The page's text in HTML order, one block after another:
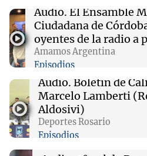
sábado 8 de agosto
00:00 Clima
Clima en Córdoba:
sábado 8 de agosto
23:54 Mundo
De la Espriella promete
limpias y revitalizar el
Colombia
Audio. El Ensamble
Ciudadana de
oyentes de la radio a
Amamos Argentina
Episodios
Audio. Boletín de
Marcelo Lamberti
Aldosivi)
Deportes Rosario
Episodios